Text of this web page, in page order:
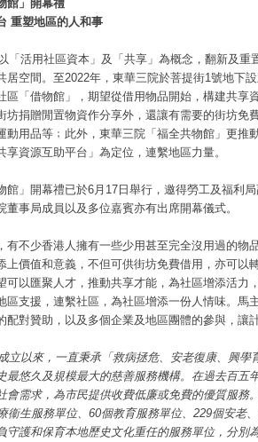
館」開幕禮
重塑地區的人和事
「活用社區資本」及「共享」為概念，翻新及重
居空間。至2022年，東華三院於菩提街1號地下
區「借物館」，期望從借用物品開始，構建共享
坊捐贈閒置物資作分享外，還讓有需要的街坊免
動用品等﹔此外，東華三院「福全共物館」更推
享資源互助平台」為定位，連繫地區力量。
館」開幕禮已於6月17日舉行，邀得勞工及福利
董事局成員以及多位嘉賓亦有出席開幕儀式。
有不少香港人擁有一些少用甚至完全沒用過的物
上價值和意義，不但可供街坊免費借用，亦可以
可以匯聚人才，推動共享才能，為社區增添活力
區支援，連繫社區，為社區增添一份人情味。馬
配對贊助，以及多個企業及地區團體的參與，讓
立以來，一直秉承「救病拯危、安老復康、興學
最悠久及規模最大的慈善服務機構。在過去百五
會需求，為市民提供收費低廉或免費的優質服務
衞生服務單位、60個教育服務單位、229個安老
守護和保育本地歷史文化重任的服務單位，分別